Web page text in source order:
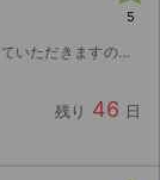
よろしくお願いします
残り 46 日
5